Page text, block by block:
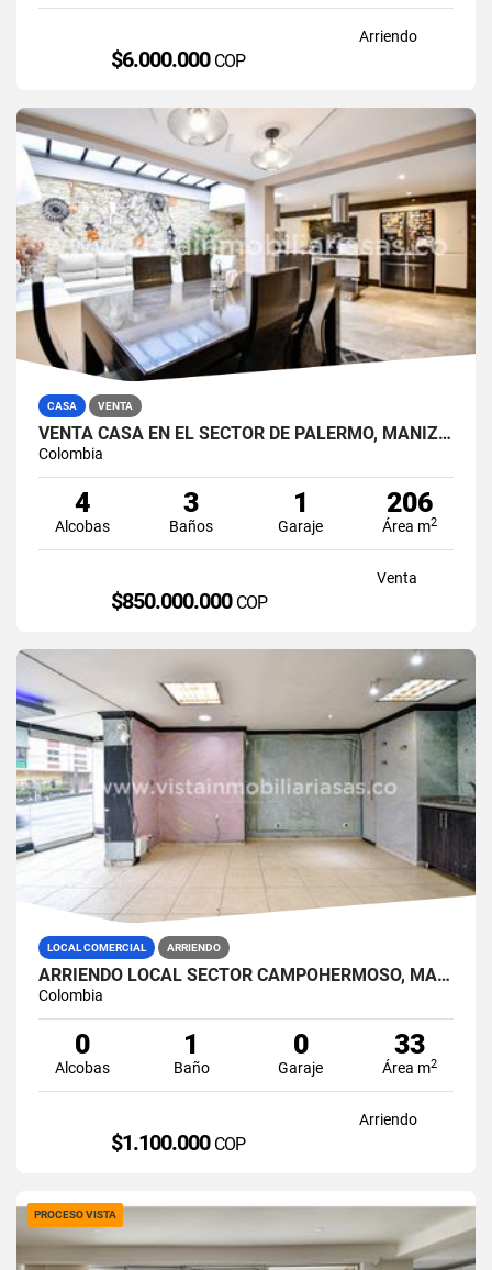
Arriendo
$6.000.000 COP
CASA VENTA
VENTA CASA EN EL SECTOR DE PALERMO, MANIZALES
Colombia
4
Alcobas
3
Baños
1
Garaje
206
Área m2
Venta
$850.000.000 COP
LOCAL COMERCIAL ARRIENDO
ARRIENDO LOCAL SECTOR CAMPOHERMOSO, MANIZALES
Colombia
0
Alcobas
1
Baño
0
Garaje
33
Área m2
Arriendo
$1.100.000 COP
PROCESO VISTA